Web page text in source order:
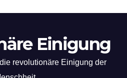
Einigung
revolutionäre Einigung der